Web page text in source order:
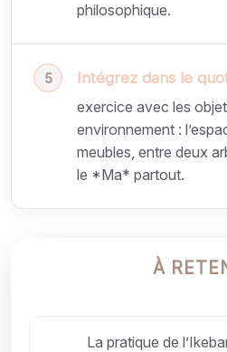
philosophique.
Intégrez dans le
exercice avec les
environnement :
meubles, entre deux
le *Ma* partout.
À
La pratique de